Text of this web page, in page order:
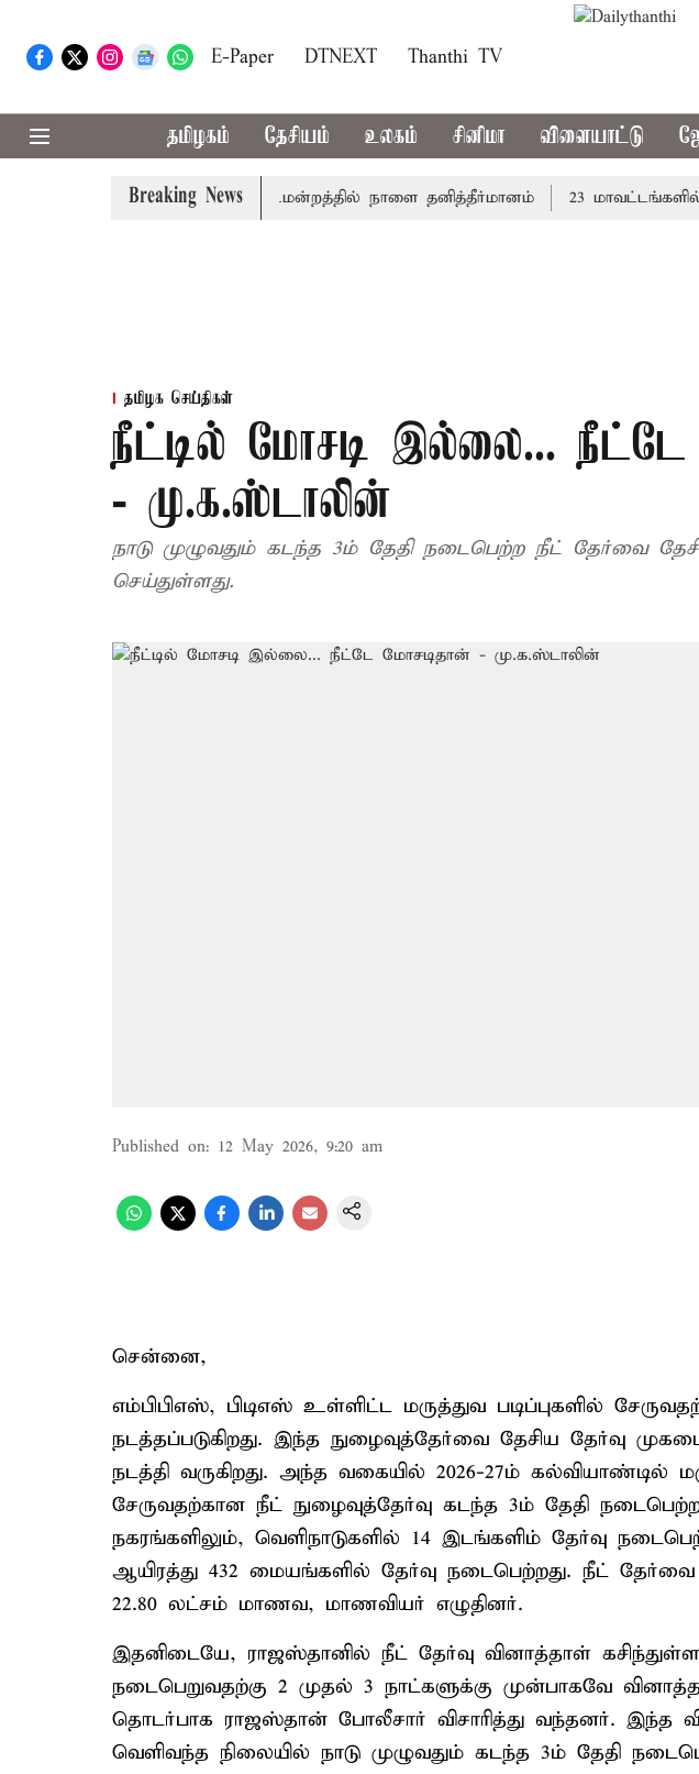
E-Paper DTNEXT Thanthi TV
தமிழகம் தேசியம் உலகம் சினிமா விளையாட்டு
Breaking News
தமிழ்த்தாய் வாழ்த்து: சட்டமன்றத்தில் நாளை தனித்தீர்மானம் 23 மாவட்டங்களில்
தமிழக செய்திகள்
நீட்டில் மோசடி இல்லை... நீட்டே
- மு.க.ஸ்டாலின்
நாடு முழுவதும் கடந்த 3ம் தேதி நடைபெற்ற நீட் தேர்வை
செய்துள்ளது.
Published on: 12 May 2026, 9:20 am
சென்னை,
எம்பிபிஎஸ், பிடிஎஸ் உள்ளிட்ட மருத்துவ படிப்புகளில்
நடத்தப்படுகிறது. இந்த நுழைவுத்தேர்வை தேசிய தேர்வு
நடத்தி வருகிறது. அந்த வகையில் 2026-27ம் கல்வியாண்டில்
சேருவதற்கான நீட் நுழைவுத்தேர்வு கடந்த 3ம் தேதி
நகரங்களிலும், வெளிநாடுகளில் 14 இடங்களிம் தேர்வு
ஆயிரத்து 432 மையங்களில் தேர்வு நடைபெற்றது. நீட் தேர்வை
22.80 லட்சம் மாணவ, மாணவியர் எழுதினர்.
இதனிடையே, ராஜஸ்தானில் நீட் தேர்வு வினாத்தாள்
நடைபெறுவதற்கு 2 முதல் 3 நாட்களுக்கு முன்பாகவே
தொடர்பாக ராஜஸ்தான் போலீசார் விசாரித்து வந்தனர். இந்த
வெளிவந்த நிலையில் நாடு முழுவதும் கடந்த 3ம் தேதி